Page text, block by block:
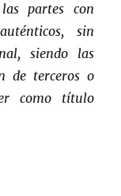
las partes con
sin
siendo las
de terceros o
como título